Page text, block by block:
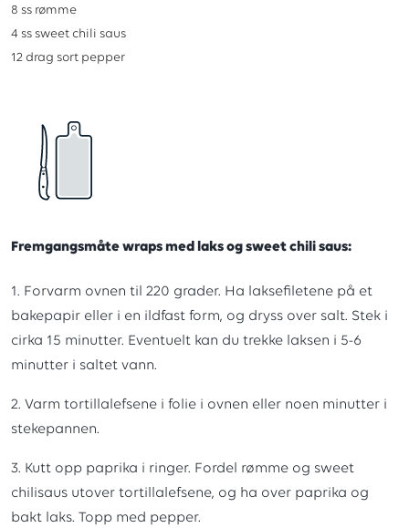
8 ss rømme
4 ss sweet chili saus
12 drag sort pepper
Fremgangsmåte wraps med laks og sweet chili saus:
1. Forvarm ovnen til 220 grader. Ha laksefiletene på et
bakepapir eller i en ildfast form, og dryss over salt. Stek i
cirka 15 minutter. Eventuelt kan du trekke laksen i 5-6
minutter i saltet vann.
2. Varm tortillalefsene i folie i ovnen eller noen minutter i
stekepannen.
3. Kutt opp paprika i ringer. Fordel rømme og sweet
chilisaus utover tortillalefsene, og ha over paprika og
bakt laks. Topp med pepper.